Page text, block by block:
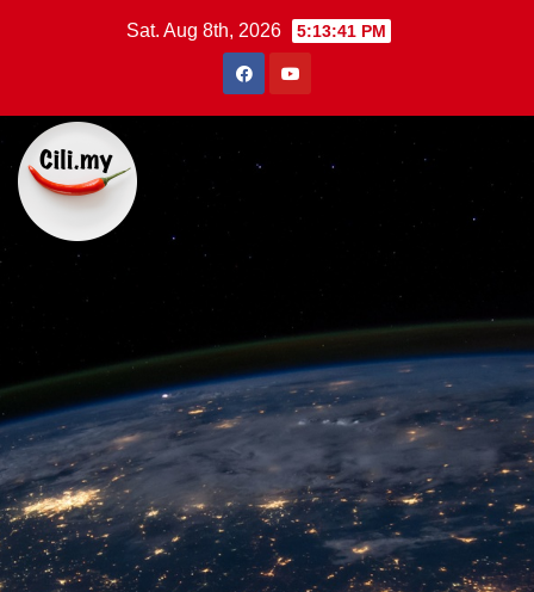
Sat. Aug 8th, 2026 5:13:41 PM